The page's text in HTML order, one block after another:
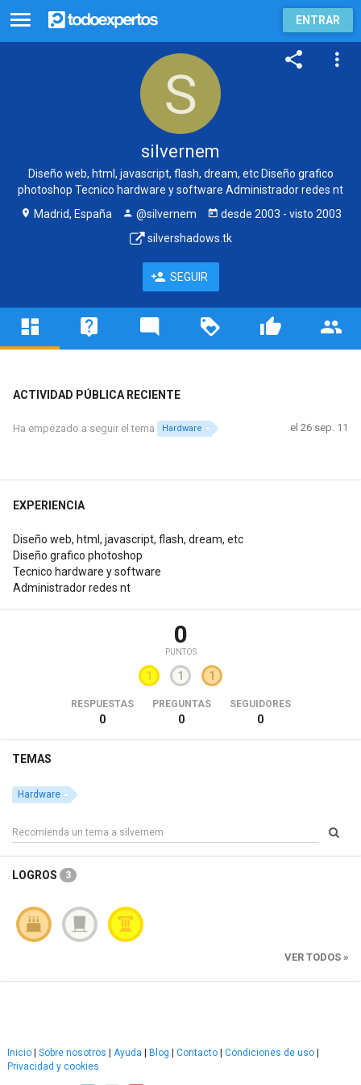
ENTRAR
silvernem
Diseño web, html, javascript, flash, dream, etc Diseño grafico
photoshop Tecnico hardware y software Administrador redes nt
Madrid, España
@silvernem desde 2003 - visto 2003
silvershadows.tk
SEGUIR
ACTIVIDAD PÚBLICA RECIENTE
Ha empezado a seguir el tema Hardware el 26 sep. 11
EXPERIENCIA
Diseño web, html, javascript, flash, dream, etc
Diseño grafico photoshop
Tecnico hardware y software
Administrador redes nt
0
PUNTOS
1 1 1
RESPUESTAS
0
PREGUNTAS
0
SEGUIDORES
0
TEMAS
Hardware
LOGROS 3
VER TODOS »
Inicio | Sobre nosotros | Ayuda | Blog | Contacto | Condiciones de uso |
Privacidad y cookies